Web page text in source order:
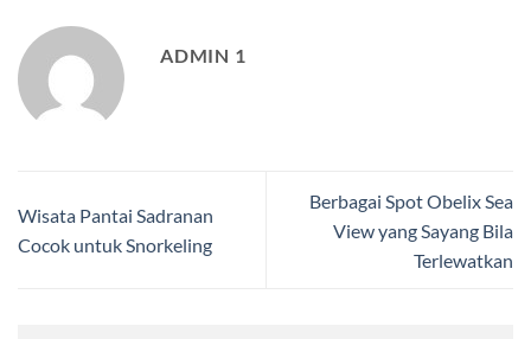
ADMIN 1
Wisata Pantai Sadranan
Cocok untuk Snorkeling
Berbagai Spot Obelix Sea
View yang Sayang Bila
Terlewatkan